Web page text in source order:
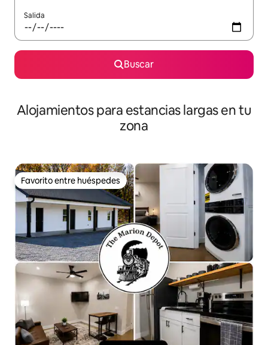
Salida
Buscar
Alojamientos para estancias largas en tu
zona
Favorito entre huéspedes
Favorito entre huéspedes